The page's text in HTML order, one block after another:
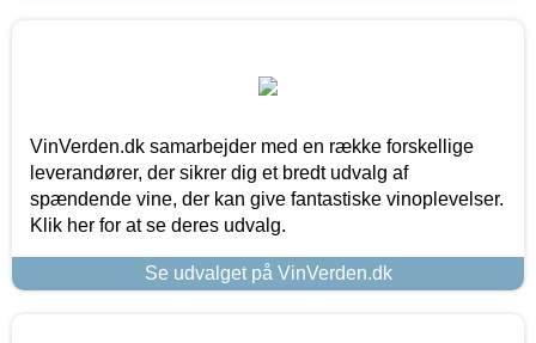
VinVerden.dk samarbejder med en række forskellige
leverandører, der sikrer dig et bredt udvalg af
spændende vine, der kan give fantastiske vinoplevelser.
Klik her for at se deres udvalg.
Se udvalget på VinVerden.dk